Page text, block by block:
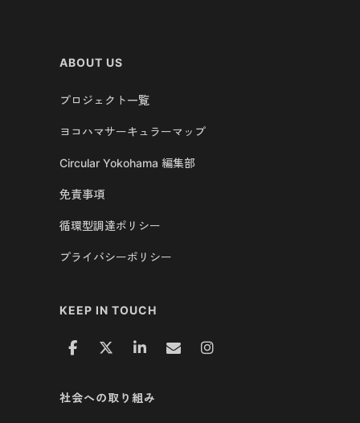
ABOUT US
プロジェクト一覧
ヨコハマサーキュラーマップ
Circular Yokohama 編集部
免責事項
循環型調達ポリシー
プライバシーポリシー
KEEP IN TOUCH
社会への取り組み